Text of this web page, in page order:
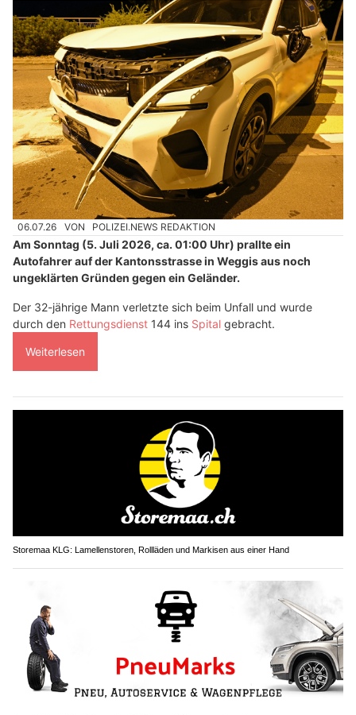
06.07.26 VON POLIZEI.NEWS REDAKTION
Am Sonntag (5. Juli 2026, ca. 01:00 Uhr) prallte ein
Autofahrer auf der Kantonsstrasse in Weggis aus noch
ungeklärten Gründen gegen ein Geländer.
Der 32-jährige Mann verletzte sich beim Unfall und wurde
durch den Rettungsdienst 144 ins Spital gebracht.
Weiterlesen
Storemaa KLG: Lamellenstoren, Rollläden und Markisen aus einer Hand